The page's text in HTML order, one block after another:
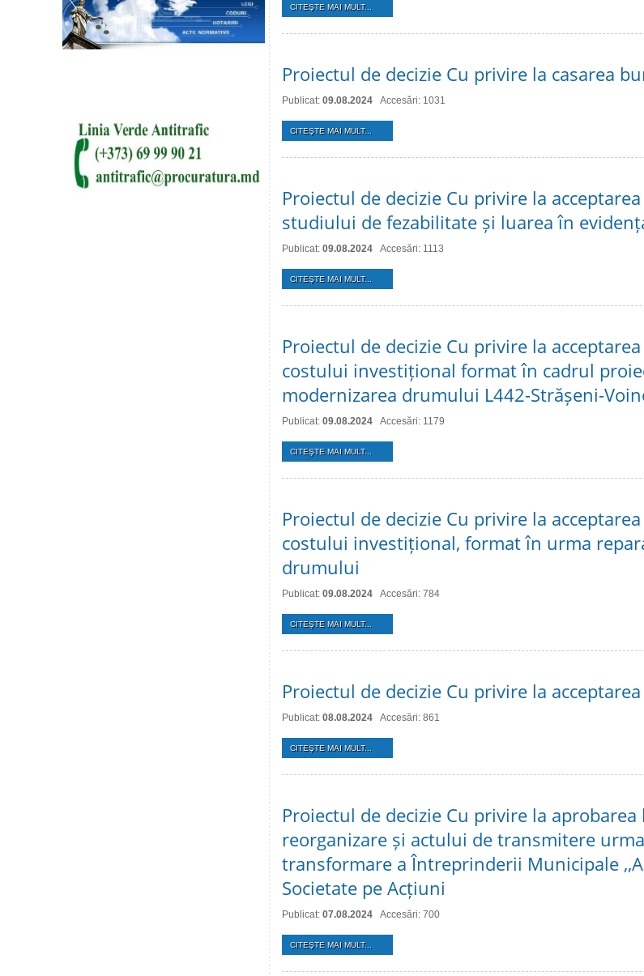
CITEŞTE MAI MULT...
Proiectul de decizie Cu privire la casarea
Publicat: 09.08.2024 Accesări: 1031
CITEŞTE MAI MULT...
Proiectul de decizie Cu privire la
studiului de fezabilitate și luarea în
Publicat: 09.08.2024 Accesări: 1113
CITEŞTE MAI MULT...
Proiectul de decizie Cu privire la
costului investițional format în cadrul
modernizarea drumului L442-Strășeni-
Publicat: 09.08.2024 Accesări: 1179
CITEŞTE MAI MULT...
Proiectul de decizie Cu privire la
costului investițional, format în urma
drumului
Publicat: 09.08.2024 Accesări: 784
CITEŞTE MAI MULT...
Proiectul de decizie Cu privire la
Publicat: 08.08.2024 Accesări: 861
CITEŞTE MAI MULT...
Proiectul de decizie Cu privire la
reorganizare și actului de transmitere
transformare a Întreprinderii Municipale
Societate pe Acțiuni
Publicat: 07.08.2024 Accesări: 700
CITEŞTE MAI MULT...